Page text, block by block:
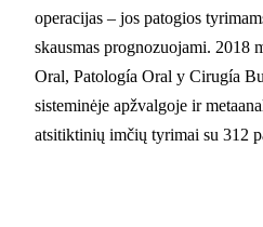
operacijas – jos patogios
skausmas prognozuojami. 2018
Oral, Patología Oral y Cirugía
sisteminėje apžvalgoje ir
atsitiktinių imčių tyrimai su 312